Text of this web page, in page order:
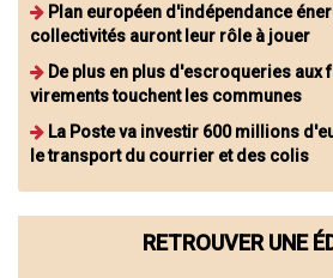
Plan européen d'indépendance
collectivités auront leur rôle à jouer
De plus en plus d'escroqueries aux
virements touchent les communes
La Poste va investir 600 millions
le transport du courrier et des colis
RETROUVER UNE